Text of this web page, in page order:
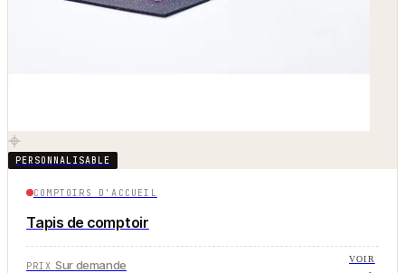
PERSONNALISABLE
COMPTOIRS D'ACCUEIL
Tapis de comptoir
PRIX Sur demande VOIR